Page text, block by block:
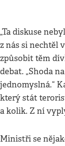
„Ta diskuse
z nás si nechtěl
způsobit těm
debat. „Shoda
jednomyslná.“
který stát
a kolik. Z ní
Ministři se